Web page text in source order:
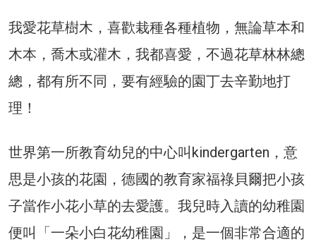
我愛花草樹木，喜歡栽種各種植物，無論草本和
木本，喬木或灌木，我都喜愛，不過花草林林總
總，都有所不同，要有經驗的園丁去辛勤地打
理！
世界第一所教育幼兒的中心叫kindergarten，意
思是小孩的花園，德國的教育家福祿貝爾把小孩
子當作小花小草的去愛護。我兒時入讀的幼稚園
便叫「一朵小白花幼稚園」，是一個非常合適的